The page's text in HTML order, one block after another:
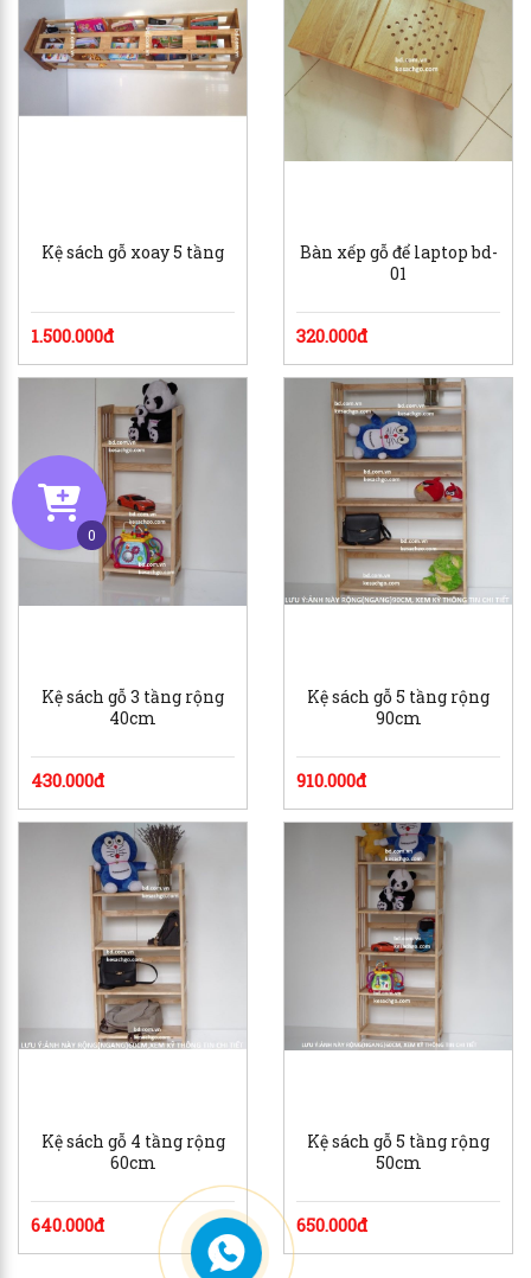
Kệ sách gỗ xoay 5 tầng
1.500.000đ
Bàn xếp gỗ để laptop bd-
01
320.000đ
Kệ sách gỗ 3 tầng rộng
40cm
430.000đ
Kệ sách gỗ 5 tầng rộng
90cm
910.000đ
Kệ sách gỗ 4 tầng rộng
60cm
640.000đ
Kệ sách gỗ 5 tầng rộng
50cm
650.000đ
0